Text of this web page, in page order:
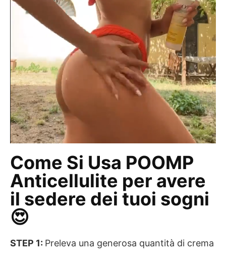
Come Si Usa POOMP
Anticellulite per avere
il sedere dei tuoi sogni
😍
STEP 1: Preleva una generosa quantità di crema